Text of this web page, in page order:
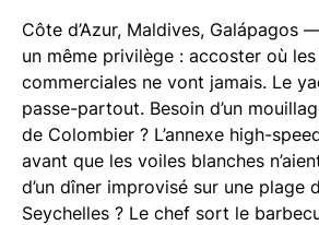
Côte d’Azur, Maldives, Galápagos
un même privilège : accoster où
commerciales ne vont jamais. Le
passe-partout. Besoin d’un
de Colombier ? L’annexe high-
avant que les voiles blanches
d’un dîner improvisé sur une plage
Seychelles ? Le chef sort le